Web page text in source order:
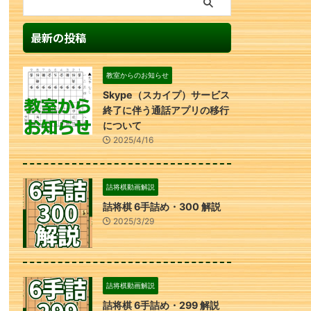
最新の投稿
教室からのお知らせ
Skype（スカイプ）サービス
終了に伴う通話アプリの移行
について
2025/4/16
詰将棋動画解説
詰将棋 6手詰め・300 解説
2025/3/29
詰将棋動画解説
詰将棋 6手詰め・299 解説